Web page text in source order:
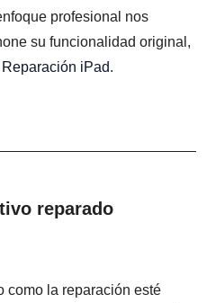
profesional nos
su funcionalidad original,
Reparación iPad.
reparado
como la reparación esté